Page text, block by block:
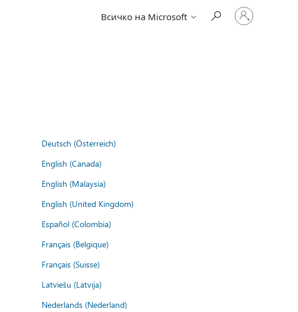
Всичко на Microsoft
Влезте
във
вашия
Deutsch (Österreich)
English (Canada)
English (Malaysia)
English (United Kingdom)
Español (Colombia)
Français (Belgique)
Français (Suisse)
Latviešu (Latvija)
Nederlands (Nederland)